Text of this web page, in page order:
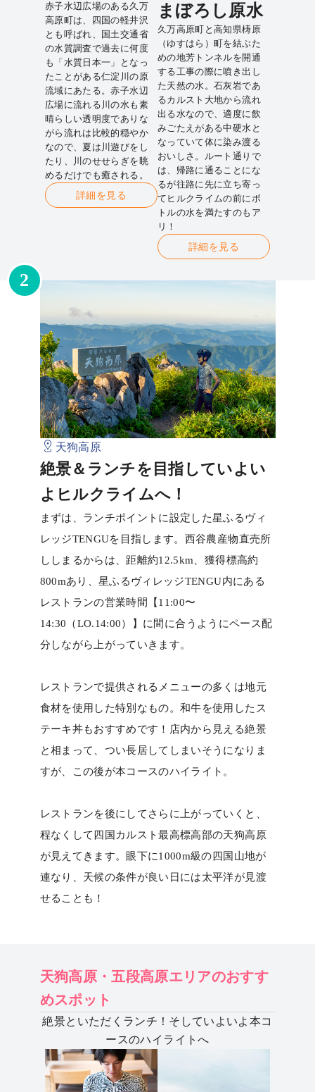
赤子水辺広場のある久万
高原町は、四国の軽井沢
とも呼ばれ、国土交通省
の水質調査で過去に何度
も「水質日本一」となっ
たことがある仁淀川の原
流域にあたる。赤子水辺
広場に流れる川の水も素
晴らしい透明度でありな
がら流れは比較的穏やか
なので、夏は川遊びをし
たり、川のせせらぎを眺
めるだけでも癒される。
詳細を見る
まぼろし原水
久万高原町と高知県梼原
（ゆすはら）町を結ぶた
めの地芳トンネルを開通
する工事の際に噴き出し
た天然の水。石灰岩であ
るカルスト大地から流れ
出る水なので、適度に飲
みごたえがある中硬水と
なっていて体に染み渡る
おいしさ。ルート通りで
は、帰路に通ることにな
るが往路に先に立ち寄っ
てヒルクライムの前にボ
トルの水を満たすのもア
リ！
詳細を見る
2
天狗高原
絶景＆ランチを目指していよい
よヒルクライムへ！
まずは、ランチポイントに設定した星ふるヴィ
レッジTENGUを目指します。西谷農産物直売所
ししまるからは、距離約12.5km、獲得標高約
800mあり、星ふるヴィレッジTENGU内にある
レストランの営業時間【11:00〜
14:30（LO.14:00）】に間に合うようにペース配
分しながら上がっていきます。
レストランで提供されるメニューの多くは地元
食材を使用した特別なもの。和牛を使用したス
テーキ丼もおすすめです！店内から見える絶景
と相まって、つい長居してしまいそうになりま
すが、この後が本コースのハイライト。
レストランを後にしてさらに上がっていくと、
程なくして四国カルスト最高標高部の天狗高原
が見えてきます。眼下に1000m級の四国山地が
連なり、天候の条件が良い日には太平洋が見渡
せることも！
天狗高原・五段高原エリアのおすす
めスポット
絶景といただくランチ！そしていよいよ本コ
ースのハイライトへ